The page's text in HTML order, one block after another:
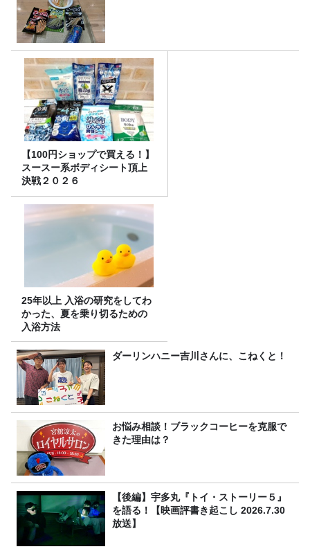
【100円ショップで買える！】
スースー系ボディシート頂上
決戦２０２６
25年以上 入浴の研究をしてわ
かった、夏を乗り切るための
入浴方法
ダーリンハニー吉川さんに、こねくと！
お悩み相談！ブラックコーヒーを克服で
きた理由は？
【後編】宇多丸『トイ・ストーリー５』
を語る！【映画評書き起こし 2026.7.30
放送】